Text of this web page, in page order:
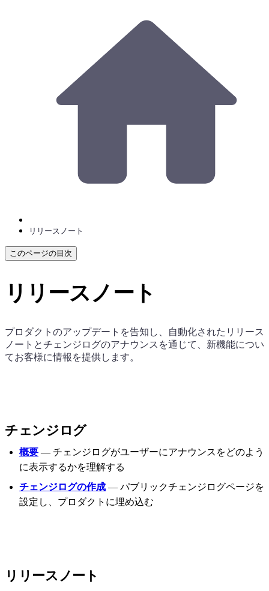
リリースノート
このページの目次
リリースノート
プロダクトのアップデートを告知し、自動化されたリリース
ノートとチェンジログのアナウンスを通じて、新機能につい
てお客様に情報を提供します。
チェンジログ
概要 — チェンジログがユーザーにアナウンスをどのよう
に表示するかを理解する
チェンジログの作成 — パブリックチェンジログページを
設定し、プロダクトに埋め込む
リリースノート